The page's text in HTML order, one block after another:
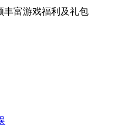
丰富游戏福利 及礼包